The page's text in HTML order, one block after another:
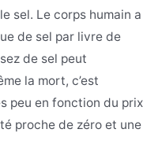
sel. Le corps humain a
de sel par livre de
de sel peut
la mort, c’est
peu en fonction du prix
proche de zéro et une